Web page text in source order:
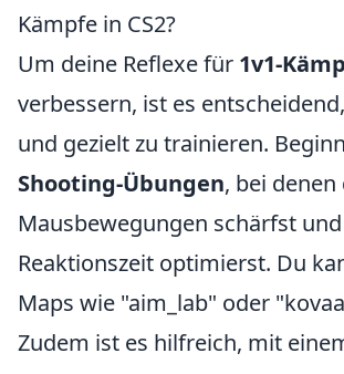
Kämpfe in CS2?
Um deine Reflexe für 1v1-
verbessern, ist es
und gezielt zu trainieren.
Shooting-Übungen, bei
Mausbewegungen schärfst
Reaktionszeit optimierst. Du
Maps wie "aim_lab" oder
Zudem ist es hilfreich, mit